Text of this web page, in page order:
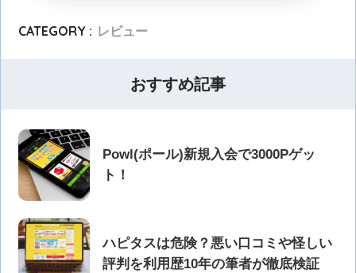
CATEGORY : レビュー
おすすめ記事
Powl(ポール)新規入会で3000Pゲッ
ト！
ハピタスは危険？悪い口コミや怪しい
評判を利用歴10年の筆者が徹底検証